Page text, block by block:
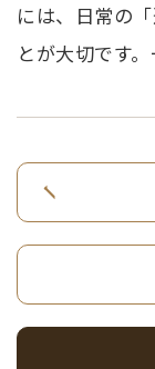
には、日常の
とが大切です